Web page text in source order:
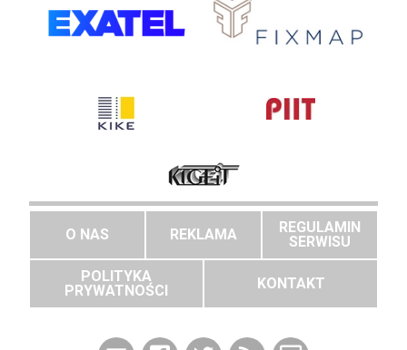
O NAS REKLAMA
REGULAMIN
SERWISU
POLITYKA
PRYWATNOŚCI
KONTAKT